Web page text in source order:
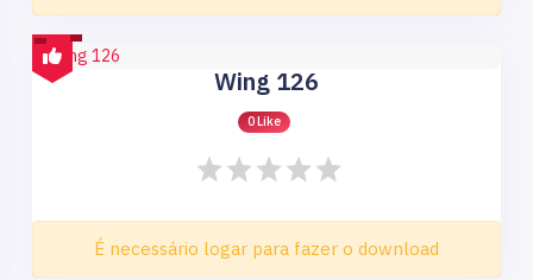
Wing 126
0 Like
É necessário logar para fazer o download